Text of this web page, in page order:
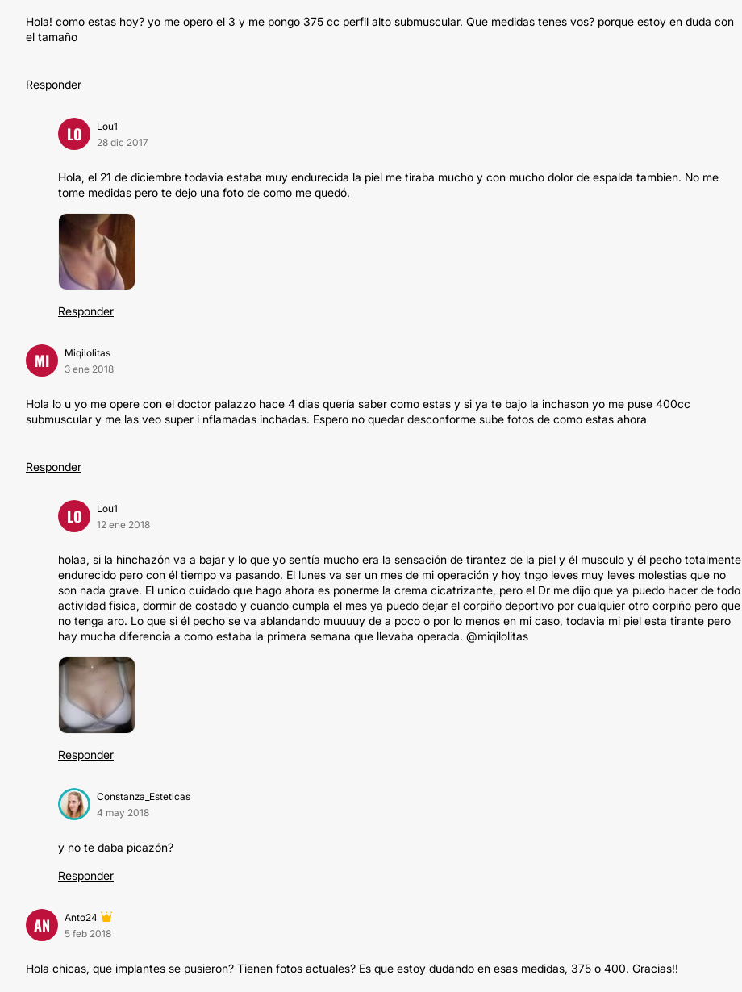
Hola! como estas hoy? yo me opero el 3 y me pongo 375 cc perfil alto submuscular. Que medidas tenes vos? porque estoy en duda con
el tamaño
Responder
LO
Lou1
28 dic 2017
Hola, el 21 de diciembre todavia estaba muy endurecida la piel me tiraba mucho y con mucho dolor de espalda tambien. No me
tome medidas pero te dejo una foto de como me quedó.
Responder
MI
Miqilolitas
3 ene 2018
Hola lo u yo me opere con el doctor palazzo hace 4 dias quería saber como estas y si ya te bajo la inchason yo me puse 400cc
submuscular y me las veo super i nflamadas inchadas. Espero no quedar desconforme sube fotos de como estas ahora
Responder
LO
Lou1
12 ene 2018
holaa, si la hinchazón va a bajar y lo que yo sentía mucho era la sensación de tirantez de la piel y él musculo y él pecho totalmente
endurecido pero con él tiempo va pasando. El lunes va ser un mes de mi operación y hoy tngo leves muy leves molestias que no
son nada grave. El unico cuidado que hago ahora es ponerme la crema cicatrizante, pero el Dr me dijo que ya puedo hacer de todo
actividad fisica, dormir de costado y cuando cumpla el mes ya puedo dejar el corpiño deportivo por cualquier otro corpiño pero que
no tenga aro. Lo que si él pecho se va ablandando muuuuy de a poco o por lo menos en mi caso, todavia mi piel esta tirante pero
hay mucha diferencia a como estaba la primera semana que llevaba operada. @miqilolitas
Responder
Constanza_Esteticas
4 may 2018
y no te daba picazón?
Responder
AN
Anto24
5 feb 2018
Hola chicas, que implantes se pusieron? Tienen fotos actuales? Es que estoy dudando en esas medidas, 375 o 400. Gracias!!